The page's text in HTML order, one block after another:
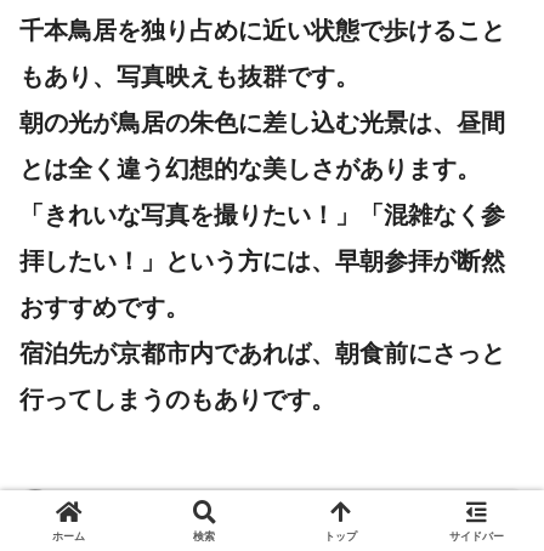
千本鳥居を独り占めに近い状態で歩けること
もあり、写真映えも抜群です。
朝の光が鳥居の朱色に差し込む光景は、昼間
とは全く違う幻想的な美しさがあります。
「きれいな写真を撮りたい！」「混雑なく参
拝したい！」という方には、早朝参拝が断然
おすすめです。
宿泊先が京都市内であれば、朝食前にさっと
行ってしまうのもありです。
裏ワザ②「夜間参拝」も幻想的でオススメ
ホーム 検索 トップ サイドバー